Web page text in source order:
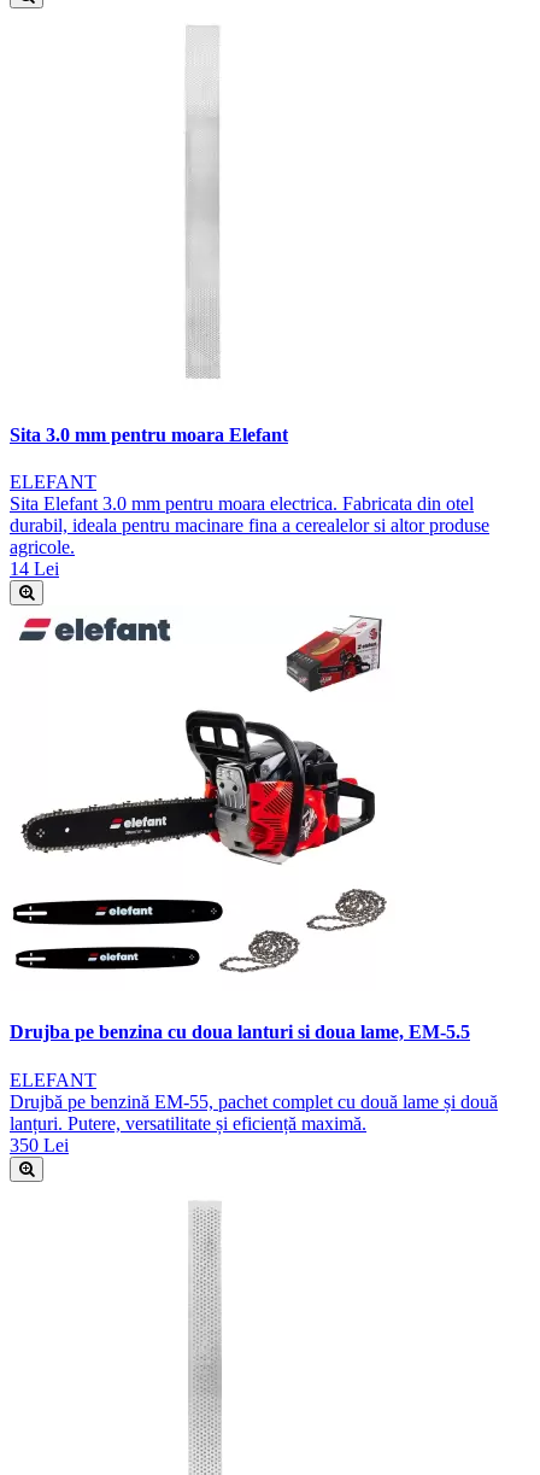
Sita 3.0 mm pentru moara Elefant
ELEFANT
Sita Elefant 3.0 mm pentru moara electrica. Fabricata din otel
durabil, ideala pentru macinare fina a cerealelor si altor produse
agricole.
14 Lei
Drujba pe benzina cu doua lanturi si doua lame, EM-5.5
ELEFANT
Drujbă pe benzină EM-55, pachet complet cu două lame și două
lanțuri. Putere, versatilitate și eficiență maximă.
350 Lei